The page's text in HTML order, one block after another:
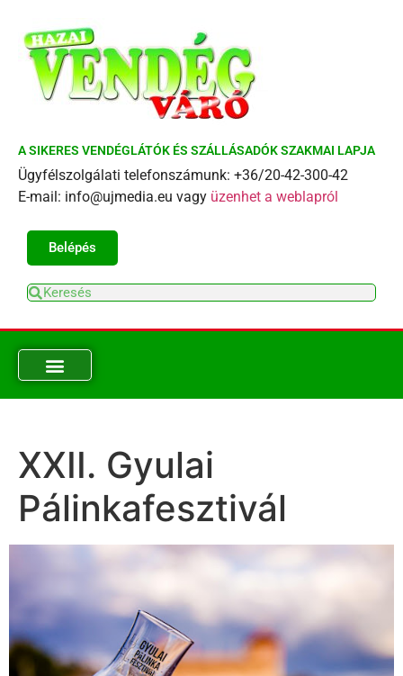
A SIKERES VENDÉGLÁTÓK ÉS SZÁLLÁSADÓK SZAKMAI LAPJA
Ügyfélszolgálati telefonszámunk: +36/20-42-300-42
E-mail: info@ujmedia.eu vagy üzenhet a weblapról
Belépés
XXII. Gyulai
Pálinkafesztivál